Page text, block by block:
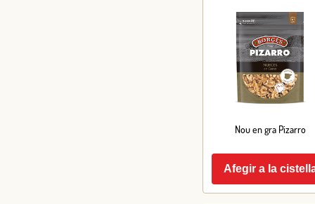
Nou en gra Pizarro
Afegir a la